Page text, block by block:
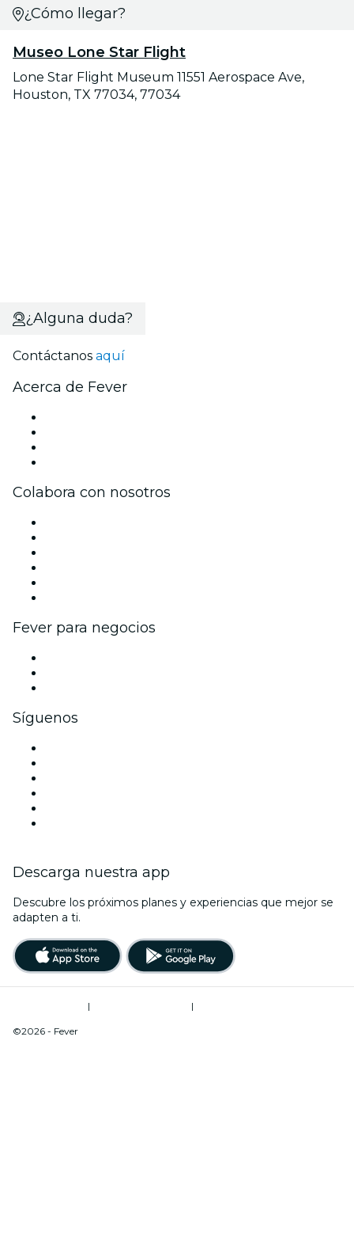
¿Cómo llegar?
Museo Lone Star Flight
Lone Star Flight Museum 11551 Aerospace Ave,
Houston, TX 77034, 77034
¿Alguna duda?
Contáctanos aquí
Acerca de Fever
Colabora con nosotros
Fever para negocios
Síguenos
Descarga nuestra app
Descubre los próximos planes y experiencias que mejor se
adapten a ti.
|
|
©2026 - Fever